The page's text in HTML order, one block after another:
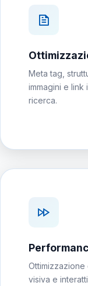
Meta tag,
immagini e link
ricerca.
visiva e